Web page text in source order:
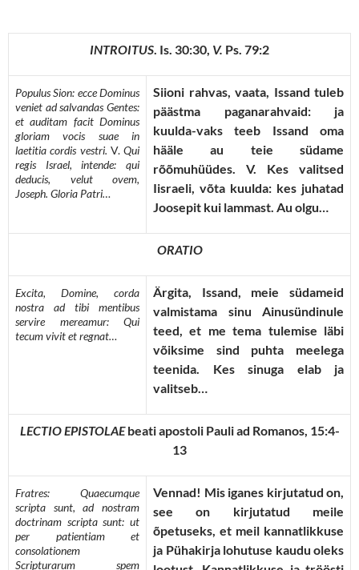
INTROITUS . Is. 30:30, V. Ps. 79:2
Populus Sion: ecce Dominus
veniet ad salvandas Gentes:
et auditam facit Dominus
gloriam vocis suae in
laetitia cordis vestri. V.Qui
regis Israel, intende: qui
deducis, velut ovem,
Joseph. Gloria Patri…
Siioni rahvas, vaata, Issand tuleb
päästma paganarahvaid: ja
kuulda-vaks teeb Issand oma
hääle au teie südame
rõõmuhüüdes. V. Kes valitsed
Iisraeli, võta kuulda: kes juhatad
Joosepit kui lammast. Au olgu…
ORATIO
Excita, Domine, corda
nostra ad tibi mentibus
servire mereamur: Qui
tecum vivit et regnat…
Ärgita, Issand, meie südameid
valmistama sinu Ainusündinule
teed, et me tema tulemise läbi
võiksime sind puhta meelega
teenida. Kes sinuga elab ja
valitseb…
LECTIO EPISTOLAEbeati apostoli Pauli ad Romanos, 15:4-
13
Fratres: Quaecumque
scripta sunt, ad nostram
doctrinam scripta sunt: ut
per patientiam et
consolationem
Scripturarum spem
Vennad! Mis iganes kirjutatud on,
see on kirjutatud meile
õpetuseks, et meil kannatlikkuse
ja Pühakirja lohutuse kaudu oleks